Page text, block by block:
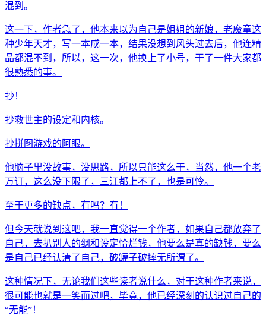
混到。
这一下，作者急了，他本来以为自己是姐姐的新娘，老魔童这
种少年天才，写一本成一本，结果没想到风头过去后，他连精
品都混不到，所以，这一次，他换上了小号，干了一件大家都
很熟悉的事。
抄！
抄救世主的设定和内核。
抄拼图游戏的阿眼。
他脑子里没故事，没思路，所以只能这么干，当然，他一个老
万订，这么没下限了，三江都上不了，也是可怜。
至于更多的缺点，有吗？有！
但今天就说到这吧，我一直觉得一个作者，如果自己都放弃了
自己，去扒别人的纲和设定恰烂钱，他要么是真的缺钱，要么
是自己已经认清了自己，破罐子破摔无所谓了。
这种情况下，无论我们这些读者说什么，对于这种作者来说，
很可能也就是一笑而过吧，毕竟，他已经深刻的认识过自己的
“无能”！